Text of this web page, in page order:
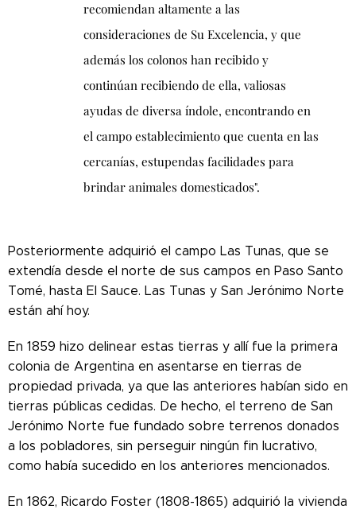
recomiendan altamente a las
consideraciones de Su Excelencia, y que
además los colonos han recibido y
continúan recibiendo de ella, valiosas
ayudas de diversa índole, encontrando en
el campo establecimiento que cuenta en las
cercanías, estupendas facilidades para
brindar animales domesticados".
Posteriormente adquirió el campo Las Tunas, que se
extendía desde el norte de sus campos en Paso Santo
Tomé, hasta El Sauce. Las Tunas y San Jerónimo Norte
están ahí hoy.
En 1859 hizo delinear estas tierras y allí fue la primera
colonia de Argentina en asentarse en tierras de
propiedad privada, ya que las anteriores habían sido en
tierras públicas cedidas. De hecho, el terreno de San
Jerónimo Norte fue fundado sobre terrenos donados
a los pobladores, sin perseguir ningún fin lucrativo,
como había sucedido en los anteriores mencionados.
En 1862, Ricardo Foster (1808-1865) adquirió la vivienda